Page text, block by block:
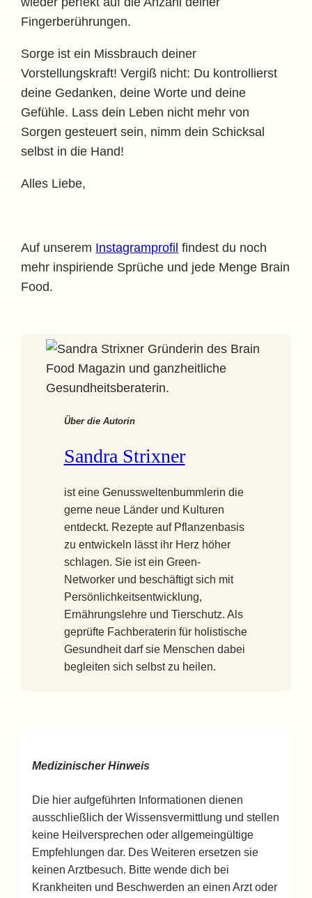
Fingerberührungen.
Sorge ist ein Missbrauch deiner
Vorstellungskraft!Vergiß nicht: Du kontrollierst
deine Gedanken, deine Worte und deine
Gefühle. Lass dein Leben nicht mehr von
Sorgen gesteuert sein, nimm dein Schicksal
selbst in die Hand!
Alles Liebe,
Auf unserem Instagramprofil findest du noch
mehr inspiriende Sprüche und jede Menge Brain
Food.
Über die Autorin
Sandra Strixner
ist eine Genussweltenbummlerin die
gerne neue Länder und Kulturen
entdeckt. Rezepte auf Pflanzenbasis
zu entwickeln lässt ihr Herz höher
schlagen. Sie ist ein Green-
Networker und beschäftigt sich mit
Persönlichkeitsentwicklung,
Ernährungslehre und Tierschutz. Als
geprüfte Fachberaterin für holistische
Gesundheit darf sie Menschen dabei
begleiten sich selbst zu heilen.
Medizinischer Hinweis
Die hier aufgeführten Informationen dienen
ausschließlich der Wissensvermittlung und stellen
keine Heilversprechen oder allgemeingültige
Empfehlungen dar. Des Weiteren ersetzen sie
keinen Arztbesuch. Bitte wende dich bei
Krankheiten und Beschwerden an einen Arzt oder